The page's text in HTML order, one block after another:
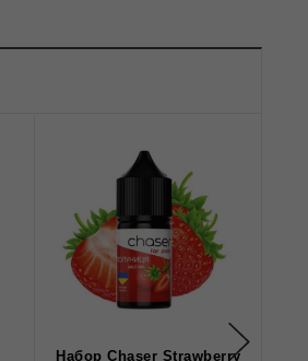
Набор Chaser Strawberry